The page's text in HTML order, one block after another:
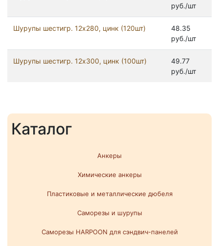
Каталог
Анкеры
Химические анкеры
Пластиковые и металлические дюбеля
Саморезы и шурупы
Саморезы HARPOON для сэндвич-панелей
руб./шт
Шурупы шестигр. 12x280, цинк (120шт)
48.35
руб./шт
Шурупы шестигр. 12x300, цинк (100шт)
49.77
руб./шт